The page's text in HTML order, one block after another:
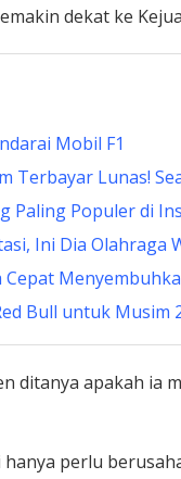
dekat ke
Mobil F1
Terbayar Lunas!
Paling Populer di
Ini Dia Olahraga
Cepat
Bull untuk Musim
ditanya apakah ia
hanya perlu